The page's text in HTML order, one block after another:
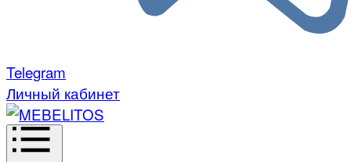
Telegram
Личный кабинет